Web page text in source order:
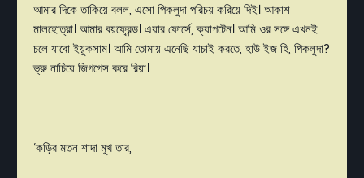
আমারদিকেতাকিয়েবলল, এসোপিকলুদাপরিচয়করিয়েদিই।আকাশ
মালহোত্রা।আমারবয়ফ্রেন্ড।এয়ারফোর্সে,ক্যাপটেন।আমিওরসঙ্গেএখনই
চলেযাবোইয়ুকসাম।আমিতোমায়এনেছিযাচাইকরতে, হাউইজহি, পিকলুদা?
ভ্রুনাচিয়েজিগগেসকরেরিয়া।
‘কড়িরমতনশাদামুখতার,